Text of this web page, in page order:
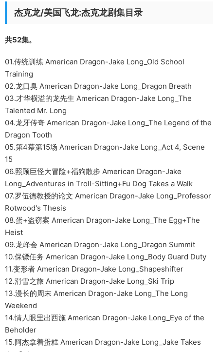
杰克龙/美国飞龙:杰克龙剧集目录
共52集。
01.传统训练 American Dragon-Jake Long_Old School
Training
02.龙口臭 American Dragon-Jake Long_Dragon Breath
03.才华横溢的龙先生 American Dragon-Jake Long_The
Talented Mr. Long
04.龙牙传奇 American Dragon-Jake Long_The Legend of the
Dragon Tooth
05.第4幕第15场 American Dragon-Jake Long_Act 4, Scene
15
06.照顾巨怪大冒险+福狗散步 American Dragon-Jake
Long_Adventures in Troll-Sitting+Fu Dog Takes a Walk
07.罗伍德教授的论文 American Dragon-Jake Long_Professor
Rotwood's Thesis
08.蛋+盗窃案 American Dragon-Jake Long_The Egg+The
Heist
09.龙峰会 American Dragon-Jake Long_Dragon Summit
10.保镖任务 American Dragon-Jake Long_Body Guard Duty
11.变形者 American Dragon-Jake Long_Shapeshifter
12.滑雪之旅 American Dragon-Jake Long_Ski Trip
13.漫长的周末 American Dragon-Jake Long_The Long
Weekend
14.情人眼里出西施 American Dragon-Jake Long_Eye of the
Beholder
15.阿杰拿着蛋糕 American Dragon-Jake Long_Jake Takes